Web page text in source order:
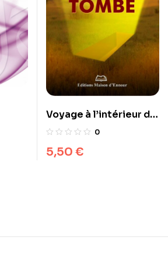
Voyage à l’intérieur de
la tombe 0
5,50 €